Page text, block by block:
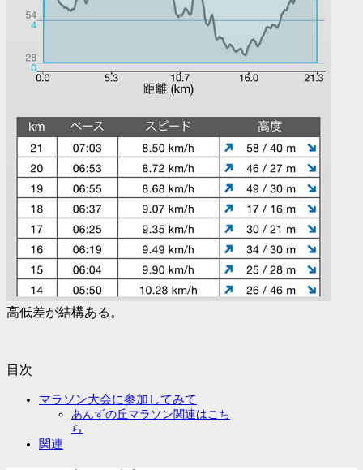
高低差が結構ある。
目次
マラソン大会に参加してみて
あんずの丘マラソン関連はこち
ら
関連